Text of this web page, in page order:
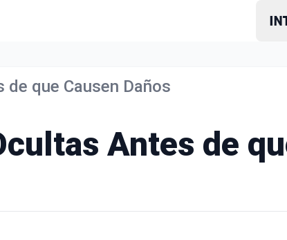
que Causen Daños
Antes de